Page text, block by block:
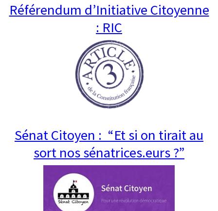
Référendum d’Initiative Citoyenne
: RIC
Sénat Citoyen : “Et si on tirait au
sort nos sénatrices.eurs ?”